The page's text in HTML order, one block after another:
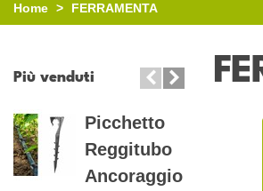
Home > FERRAMENTA
Più venduti
Picchetto
Reggitubo
Ancoraggio